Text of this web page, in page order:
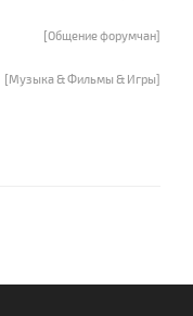
[Общение форумчан]
[Музыка & Фильмы & Игры]